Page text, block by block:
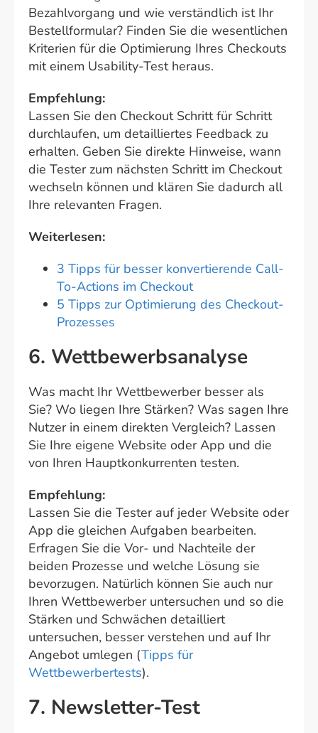
Bezahlvorgang und wie verständlich ist Ihr
Bestellformular? Finden Sie die wesentlichen
Kriterien für die Optimierung Ihres Checkouts
mit einem Usability-Test heraus.
Empfehlung:
Lassen Sie den Checkout Schritt für Schritt
durchlaufen, um detailliertes Feedback zu
erhalten. Geben Sie direkte Hinweise, wann
die Tester zum nächsten Schritt im Checkout
wechseln können und klären Sie dadurch all
Ihre relevanten Fragen.
Weiterlesen:
3 Tipps für besser konvertierende Call-
To-Actions im Checkout
5 Tipps zur Optimierung des Checkout-
Prozesses
6. Wettbewerbsanalyse
Was macht Ihr Wettbewerber besser als
Sie? Wo liegen Ihre Stärken? Was sagen Ihre
Nutzer in einem direkten Vergleich? Lassen
Sie Ihre eigene Website oder App und die
von Ihren Hauptkonkurrenten testen.
Empfehlung:
Lassen Sie die Tester auf jeder Website oder
App die gleichen Aufgaben bearbeiten.
Erfragen Sie die Vor- und Nachteile der
beiden Prozesse und welche Lösung sie
bevorzugen. Natürlich können Sie auch nur
Ihren Wettbewerber untersuchen und so die
Stärken und Schwächen detailliert
untersuchen, besser verstehen und auf Ihr
Angebot umlegen (Tipps für
Wettbewerbertests).
7. Newsletter-Test